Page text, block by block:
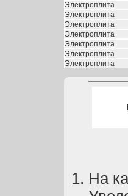
Электроплита
Электроплита
Электроплита
Электроплита
Электроплита
Электроплита
Электроплита
На